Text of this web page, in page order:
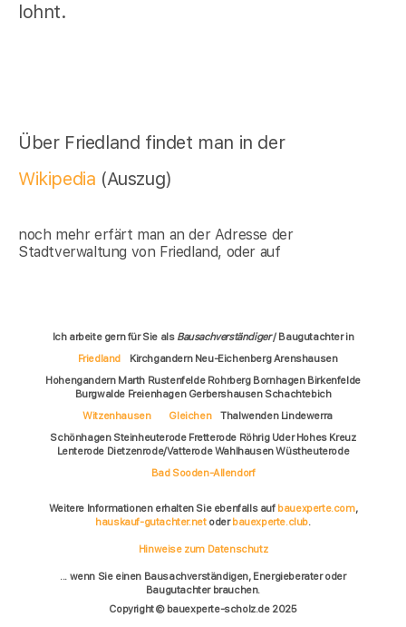
lohnt.
Über Friedland findet man in der
Wikipedia (Auszug)
noch mehr erfärt man an der Adresse der
Stadtverwaltung von Friedland, oder auf
Ich arbeite gern für Sie als Bausachverständiger/ Baugutachter in
Friedland
Kirchgandern Neu-Eichenberg Arenshausen
Hohengandern Marth Rustenfelde Rohrberg Bornhagen Birkenfelde
Burgwalde Freienhagen Gerbershausen Schachtebich
Witzenhausen
Gleichen
Thalwenden Lindewerra
Schönhagen Steinheuterode Fretterode Röhrig Uder Hohes Kreuz
Lenterode Dietzenrode/Vatterode Wahlhausen Wüstheuterode
Bad Sooden-Allendorf
Weitere Informationen erhalten Sie ebenfalls auf bauexperte.com,
hauskauf-gutachter.netoderbauexperte.club.
Hinweise zum Datenschutz
... wenn Sie einen Bausachverständigen, Energieberater oder
Baugutachter brauchen.
Copyright © bauexperte-scholz.de 2025